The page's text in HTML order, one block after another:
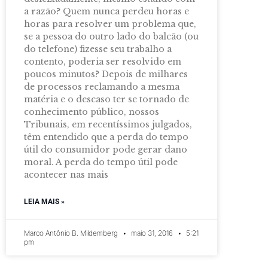
a razão? Quem nunca perdeu horas e
horas para resolver um problema que,
se a pessoa do outro lado do balcão (ou
do telefone) fizesse seu trabalho a
contento, poderia ser resolvido em
poucos minutos? Depois de milhares
de processos reclamando a mesma
matéria e o descaso ter se tornado de
conhecimento público, nossos
Tribunais, em recentíssimos julgados,
têm entendido que a perda do tempo
útil do consumidor pode gerar dano
moral. A perda do tempo útil pode
acontecer nas mais
LEIA MAIS »
Marco Antônio B. Mildemberg maio 31, 2016
5:21
pm